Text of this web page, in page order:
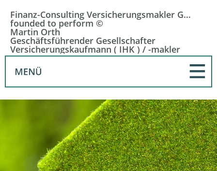
Finanz-Consulting Versicherungsmakler GmbH
founded to perform ©
Martin Orth
Geschäftsführender Gesellschafter
Versicherungskaufmann ( IHK ) / -makler